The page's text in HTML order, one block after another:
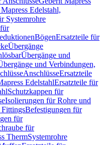
Edelstahl,
Systemrohre
BögenErsatzteile für
Übergänge
Übergänge und
und Verbindungen,
AnschlüsseErsatzteile
EdelstahlErsatzteile für
Schutzkappen für
Isolierungen für Rohre und
Befestigungen für
für
für
ThermSystemrohre